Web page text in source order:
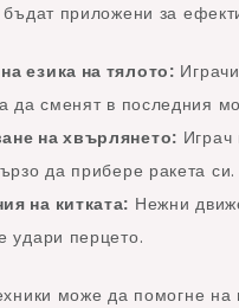
бъдат приложени за
езика на тялото:
да сменят в последния
на хвърлянето:
да прибере ракета си.
на китката: Нежни
удари перцето.
може да помогне